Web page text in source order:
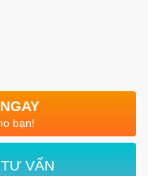
bạn!
VẤN